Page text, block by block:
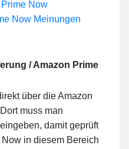
/ Amazon Prime
über die Amazon
muss man
damit geprüft
in diesem Bereich